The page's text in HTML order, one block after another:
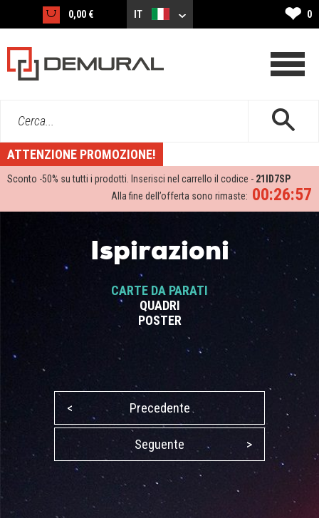
0,00 € IT ❤ 0
Cerca...
ATTENZIONE PROMOZIONE!
Sconto -50% su tutti i prodotti. Inserisci nel carrello il codice - 21ID7SP
00:26:56
Alla fine dell’offerta sono rimaste:
Ispirazioni
CARTE DA PARATI
QUADRI
POSTER
< Precedente
Seguente >